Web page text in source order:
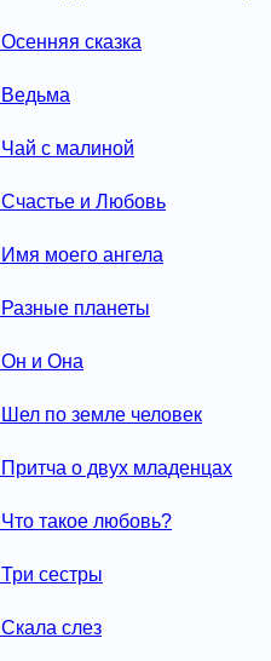
Осенняя сказка
Ведьма
Чай с малиной
Счастье и Любовь
Имя моего ангела
Разные планеты
Он и Она
Шел по земле человек
Притча о двух младенцах
Что такое любовь?
Три сестры
Скала слез